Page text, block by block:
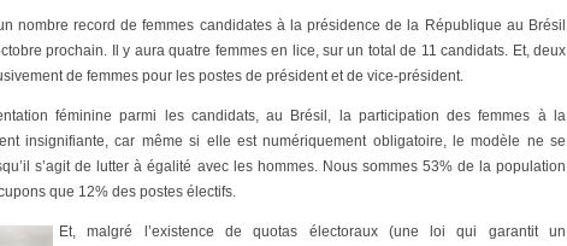
nombre record de femmes candidates à la présidence de la République au Brésil
prochain. Il y aura quatre femmes en lice, sur un total de 11 candidats. Et, deux
de femmes pour les postes de président et de vice-président.
féminine parmi les candidats, au Brésil, la participation des femmes à la
insignifiante, car même si elle est numériquement obligatoire, le modèle ne se
s’agit de lutter à égalité avec les hommes. Nous sommes 53% de la population
que 12% des postes électifs.
Et, malgré l’existence de quotas électoraux (une loi qui garantit un